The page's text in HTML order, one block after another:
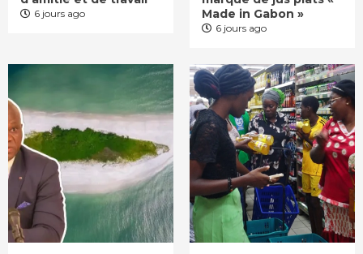
6 jours ago
Made in Gabon »
6 jours ago